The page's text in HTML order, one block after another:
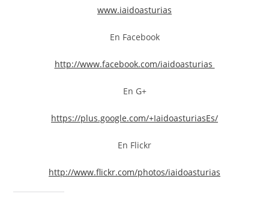
www.iaidoasturias
En Facebook
http://www.facebook.com/iaidoasturias
En G+
https://plus.google.com/+IaidoasturiasEs/
En Flickr
http://www.flickr.com/photos/iaidoasturias